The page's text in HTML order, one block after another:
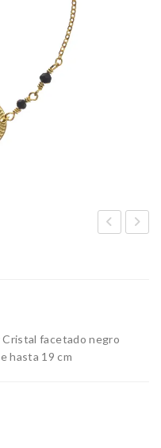
Cristal facetado negro
hasta 19 cm